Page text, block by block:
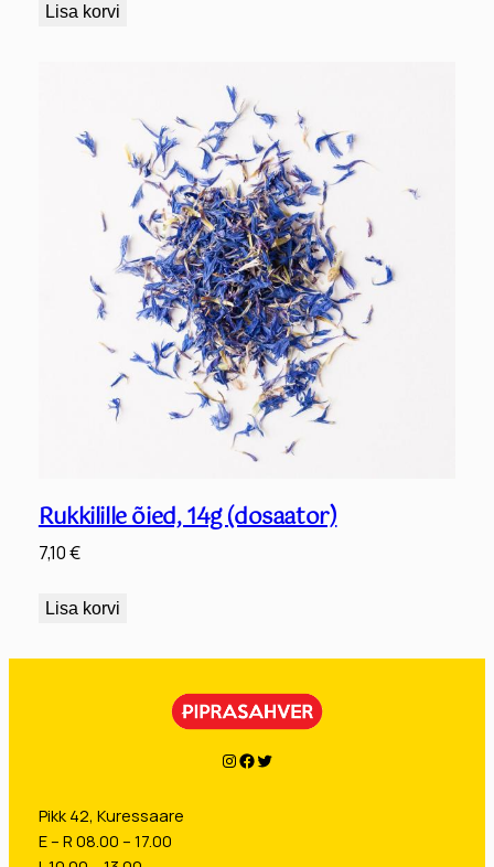
Lisa korvi
Rukkilille õied, 14g (dosaator)
7,10€
Lisa korvi
Instagram
Facebook
Twitter
Pikk 42, Kuressaare
E – R 08.00 – 17.00